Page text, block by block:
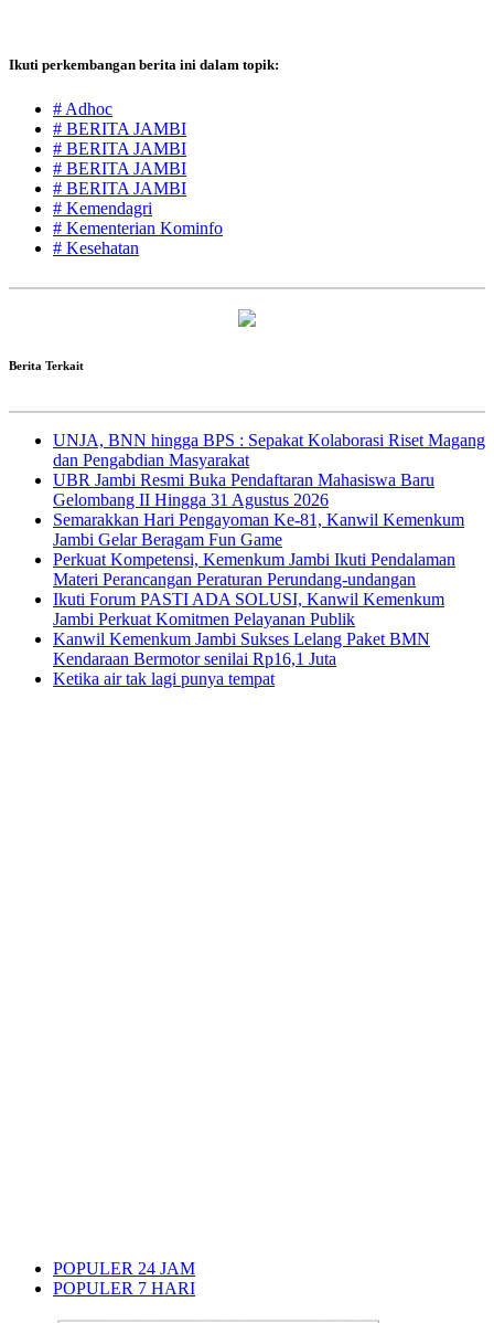
Ikuti perkembangan berita ini dalam topik:
# Adhoc
# BERITA JAMBI
# BERITA JAMBI
# BERITA JAMBI
# BERITA JAMBI
# Kemendagri
# Kementerian Kominfo
# Kesehatan
Berita Terkait
UNJA, BNN hingga BPS : Sepakat Kolaborasi Riset Magang
dan Pengabdian Masyarakat
UBR Jambi Resmi Buka Pendaftaran Mahasiswa Baru
Gelombang II Hingga 31 Agustus 2026
Semarakkan Hari Pengayoman Ke-81, Kanwil Kemenkum
Jambi Gelar Beragam Fun Game
Perkuat Kompetensi, Kemenkum Jambi Ikuti Pendalaman
Materi Perancangan Peraturan Perundang-undangan
Ikuti Forum PASTI ADA SOLUSI, Kanwil Kemenkum
Jambi Perkuat Komitmen Pelayanan Publik
Kanwil Kemenkum Jambi Sukses Lelang Paket BMN
Kendaraan Bermotor senilai Rp16,1 Juta
Ketika air tak lagi punya tempat
POPULER 24 JAM
POPULER 7 HARI